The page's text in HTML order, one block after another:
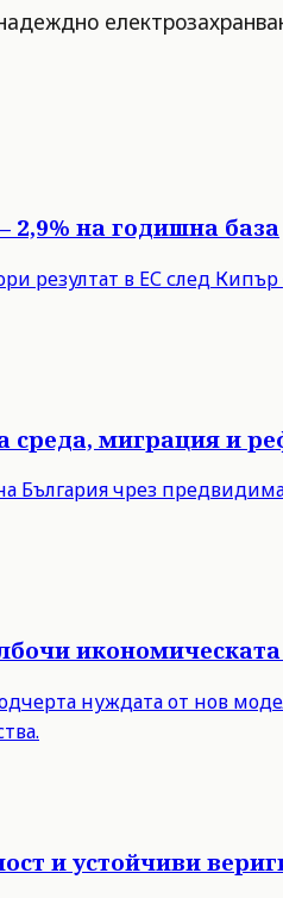
2,9% на годишна база
в ЕС след Кипър
миграция и
България чрез
икономическата
нуждата от нов
и устойчиви